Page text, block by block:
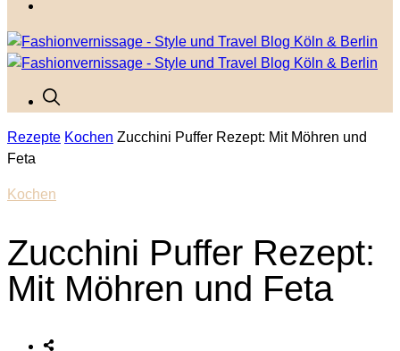
Rezepte Kochen Zucchini Puffer Rezept: Mit Möhren und
Feta
Kochen
Zucchini Puffer Rezept:
Mit Möhren und Feta